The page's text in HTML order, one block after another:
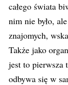
całego świata
nim nie było,
znajomych,
Także jako
jest to pierwsza
odbywa się w